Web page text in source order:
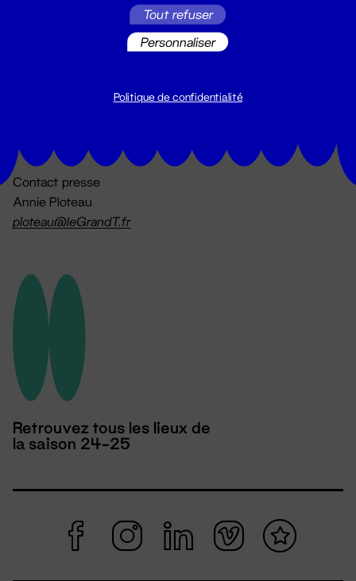
billetterie@leGrandT.fr
Du lundi au vendredi 14h → 18h
Contact presse
Annie Ploteau
ploteau@leGrandT.fr
Retrouvez tous les lieux de
la saison 24-25
Tout refuser
Personnaliser
Politique de confidentialité